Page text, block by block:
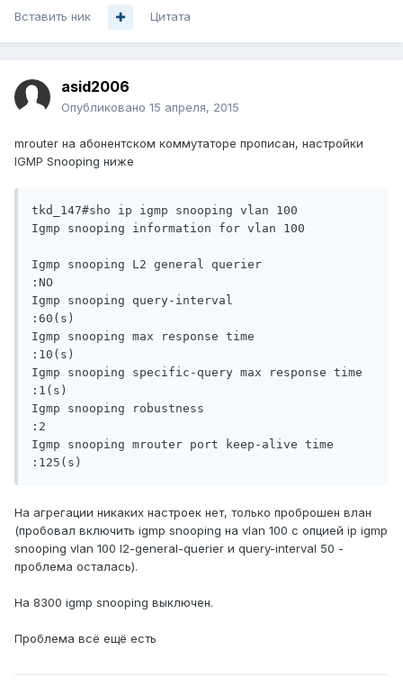
Вставить ник Цитата
asid2006
Опубликовано 15 апреля, 2015
mrouter на абонентском коммутаторе прописан, настройки
IGMP Snooping ниже
tkd_147#sho ip igmp snooping vlan 100
Igmp snooping information for vlan 100
Igmp snooping L2 general querier
:NO
Igmp snooping query-interval
:60(s)
Igmp snooping max response time
:10(s)
Igmp snooping specific-query max response time
:1(s)
Igmp snooping robustness
:2
Igmp snooping mrouter port keep-alive time
На агрегации никаких настроек нет, только проброшен влан
(пробовал включить igmp snooping на vlan 100 с опцией ip igmp
snooping vlan 100 l2-general-querier и query-interval 50 -
проблема осталась).
На 8300 igmp snooping выключен.
Проблема всё ещё есть